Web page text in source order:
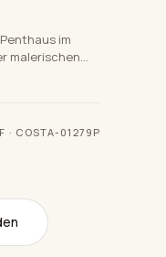
im
malerischen
Residenz,
· COSTA-01279P